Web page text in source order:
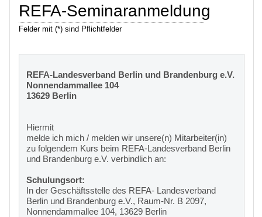
REFA-Seminaranmeldung
Felder mit (*) sind Pflichtfelder
REFA-Landesverband Berlin und Brandenburg e.V.
Nonnendammallee 104
13629 Berlin
Hiermit
melde ich mich / melden wir unsere(n) Mitarbeiter(in)
zu folgendem Kurs beim REFA-Landesverband Berlin
und Brandenburg e.V. verbindlich an:
Schulungsort:
In der Geschäftsstelle des REFA- Landesverband
Berlin und Brandenburg e.V., Raum-Nr. B 2097,
Nonnendammallee 104, 13629 Berlin